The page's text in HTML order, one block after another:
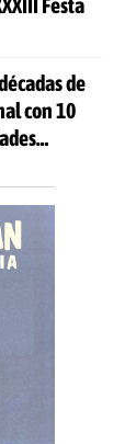
Festa
de
con 10